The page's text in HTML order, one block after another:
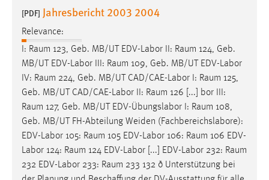
[PDF] Jahresbericht 2003 2004
Relevance:
I: Raum 123, Geb. MB/UT EDV-Labor II: Raum 124, Geb.
MB/UT EDV-Labor III: Raum 109, Geb. MB/UT EDV-Labor
IV: Raum 224, Geb. MB/UT CAD/CAE-Labor I: Raum 125,
Geb. MB/UT CAD/CAE-Labor II: Raum 126 [...] bor III:
Raum 127, Geb. MB/UT EDV-Übungslabor I: Raum 108,
Geb. MB/UT FH-Abteilung Weiden (Fachbereichslabore):
EDV-Labor 105: Raum 105 EDV-Labor 106: Raum 106 EDV-
Labor 124: Raum 124 EDV-Labor [...] EDV-Labor 232: Raum
232 EDV-Labor 233: Raum 233 132 ð Unterstützung bei